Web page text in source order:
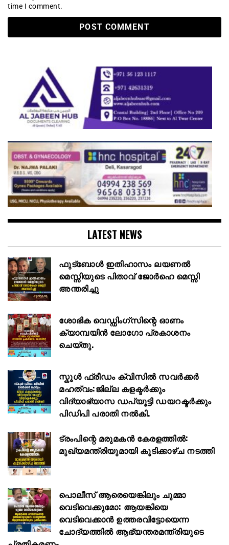
time I comment.
LATEST NEWS
ഫുട്ബോൾ ഇതിഹാസം ലയണൽ
മെസ്സിയുടെ പിതാവ് ജോർഹെ മെസ്സി
അന്തരിച്ചു
ശോഭിക വെഡ്ഡിംഗ്സിന്റെ ഓണം
ക്യാമ്പയിൻ ലോഗോ പ്രകാശനം
ചെയ്തു.
സ്കൂള്‍ ഫ്രീഡം ക്വിസില്‍ സവര്‍ക്കര്‍
മഹത്വം:ജില്ല കളക്ടര്‍ക്കും
വിദ്യാഭ്യാസ ഡപ്യൂട്ടി ഡയറക്ടര്‍ക്കും
പിഡിപി പരാതി നല്‍കി.
ട്രംപിന്റെ മരുമകൻ കേരളത്തിൽ:
മുഖ്യമന്ത്രിയുമായി കൂടിക്കാഴ്ച നടത്തി
പൊലീസ് ആരെയെങ്കിലും ചുമ്മാ
വെടിവെക്കുമോ: ആയങ്കിയെ
വെടിവെക്കാൻ ഉത്തരവിട്ടോയെന്ന
ചോദ്യത്തിൽ ആഭ്യന്തരമന്ത്രിയുടെ